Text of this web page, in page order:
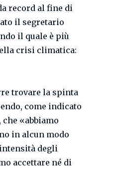
record al fine di
il segretario
il quale è più
crisi climatica:
trovare la spinta
come indicato
, che «abbiamo
in alcun modo
degli
accettare né di